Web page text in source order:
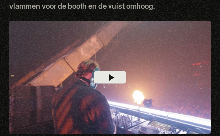
vlammen voor de booth en de vuist omhoog.